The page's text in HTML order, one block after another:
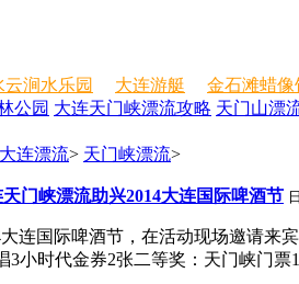
云涧水乐园 大连游艇 金石滩蜡像
公园 大连天门峡漂流攻略 天门山漂
大连漂流> 天门峡漂流>
天门峡漂流助兴2014大连国际啤酒节
连国际啤酒节，在活动现场邀请来
3小时代金券2张二等奖：天门峡门票